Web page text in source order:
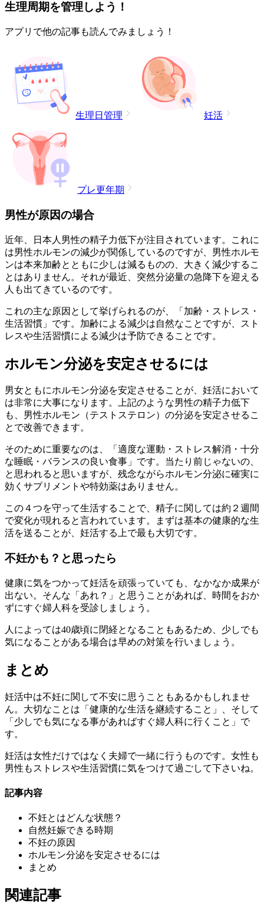
生理周期を管理しよう！
アプリで他の記事も読んでみましょう！
生理日管理 妊活
プレ更年期
男性が原因の場合
近年、日本人男性の精子力低下が注目されています。これに
は男性ホルモンの減少が関係しているのですが、男性ホルモ
ンは本来加齢とともに少しは減るものの、大きく減少するこ
とはありません。それが最近、突然分泌量の急降下を迎える
人も出てきているのです。
これの主な原因として挙げられるのが、「加齢・ストレス・
生活習慣」です。加齢による減少は自然なことですが、スト
レスや生活習慣による減少は予防できることです。
ホルモン分泌を安定させるには
男女ともにホルモン分泌を安定させることが、妊活において
は非常に大事になります。上記のような男性の精子力低下
も、男性ホルモン（テストステロン）の分泌を安定させるこ
とで改善できます。
そのために重要なのは、「適度な運動・ストレス解消・十分
な睡眠・バランスの良い食事」です。当たり前じゃないの、
と思われると思いますが、残念ながらホルモン分泌に確実に
効くサプリメントや特効薬はありません。
この４つを守って生活することで、精子に関しては約２週間
で変化が現れると言われています。まずは基本の健康的な生
活を送ることが、妊活する上で最も大切です。
不妊かも？と思ったら
健康に気をつかって妊活を頑張っていても、なかなか成果が
出ない。そんな「あれ？」と思うことがあれば、時間をおか
ずにすぐ婦人科を受診しましょう。
人によっては40歳頃に閉経となることもあるため、少しでも
気になることがある場合は早めの対策を行いましょう。
まとめ
妊活中は不妊に関して不安に思うこともあるかもしれませ
ん。大切なことは「健康的な生活を継続すること」、そして
「少しでも気になる事があればすぐ婦人科に行くこと」で
す。
妊活は女性だけではなく夫婦で一緒に行うものです。女性も
男性もストレスや生活習慣に気をつけて過ごして下さいね。
記事内容
不妊とはどんな状態？
自然妊娠できる時期
不妊の原因
ホルモン分泌を安定させるには
まとめ
関連記事